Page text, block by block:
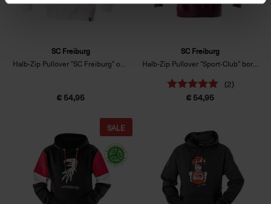
SC Freiburg
Halb-Zip Pullover "SC Freiburg" offwhite
€ 54,95
SC Freiburg
Halb-Zip Pullover "Sport-Club" bordeaux
(2)
€ 54,95
SALE